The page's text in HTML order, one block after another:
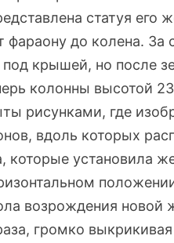
статуя его
фараону до колена.
крышей, но после
колонны высотой
рисунками, где
вдоль которых
которые установила
возрождения новой
громко выкрикивая